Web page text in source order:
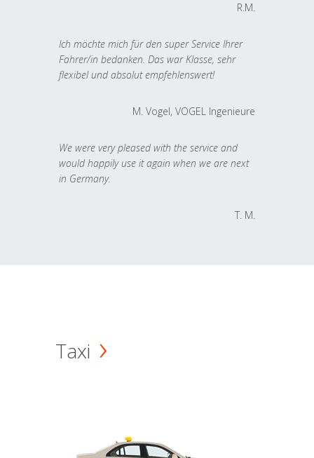
R.M.
Ich möchte mich für den super Service Ihrer
Fahrer/in bedanken. Das war Klasse, sehr
flexibel und absolut empfehlenswert!
M. Vogel, VOGEL Ingenieure
We were very pleased with the service and
would happily use it again when we are next
in Germany.
T. M.
Taxi